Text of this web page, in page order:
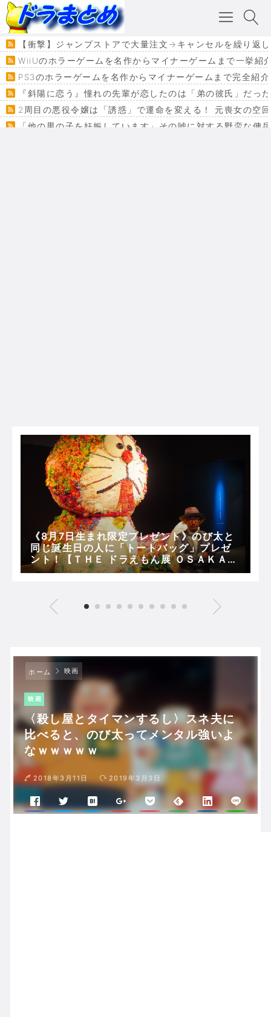
【衝撃】ジャンプストアで大量注文→キャンセルを繰り
WiiUのホラーゲームを名作からマイナーゲームまで一挙紹
PS3のホラーゲームを名作からマイナーゲームまで完全紹
『斜陽に恋う』憧れの先輩が恋したのは「弟の彼氏」だっ
2周目の悪役令嬢は「誘惑」で運命を変える！ 元喪女の空
「他の男の子を妊娠しています」その嘘に対する野蛮な
《8月7日生まれ限定プレゼント》のび太と
同じ誕生日の人に「トートバッグ」プレゼ
ント！【ＴＨＥ ドラえもん展 ＯＳＡＫＡ
２０１９（大阪文化館・天保山）】
ホーム 映画
映画
〈殺し屋とタイマンするし〉スネ夫に
比べると、のび太ってメンタル強いよ
なｗｗｗｗｗ
2018年3月11日 2019年3月3日